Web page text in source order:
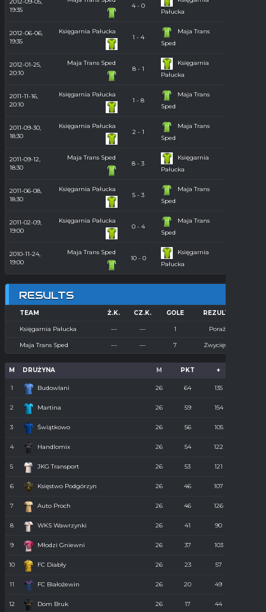
19:35
4 - 0
Pałucka
2012-06-06,
19:35
Księgarnia Pałucka
1 - 4
Maja Trans
Sped
2012-01-25,
20:10
Maja Trans Sped
8 - 1
Księgarnia
Pałucka
2011-11-16,
20:10
Księgarnia Pałucka
1 - 8
Maja Trans
Sped
2011-09-30,
18:30
Księgarnia Pałucka
2 - 1
Maja Trans
Sped
2011-09-12,
18:30
Maja Trans Sped
8 - 3
Księgarnia
Pałucka
2011-06-08,
18:30
Księgarnia Pałucka
5 - 3
Maja Trans
Sped
2011-02-09,
19:00
Księgarnia Pałucka
0 - 4
Maja Trans
Sped
2010-11-24,
19:00
Maja Trans Sped
10 - 0
Księgarnia
Pałucka
RESULTS
TEAM Ż.K. CZ.K. GOLE REZULTAT
Księgarnia Pałucka — — 1 Porażka
Maja Trans Sped — — 7 Zwycięstwo
M DRUŻYNA M PKT +
1 Budowlani 26 64 135
2 Martina 26 59 154
3 Świątkowo 26 56 105
4 Handlomix 26 54 122
5 JKG Transport 26 53 121
6 Księstwo Podgórzyn 26 46 107
7 Auto Proch 26 46 126
8 WKS Wawrzynki 26 41 90
9 Młodzi Gniewni 26 37 103
10 FC Diabły 26 23 57
11 FC Białożewin 26 20 49
12 Dom Bruk 26 17 44